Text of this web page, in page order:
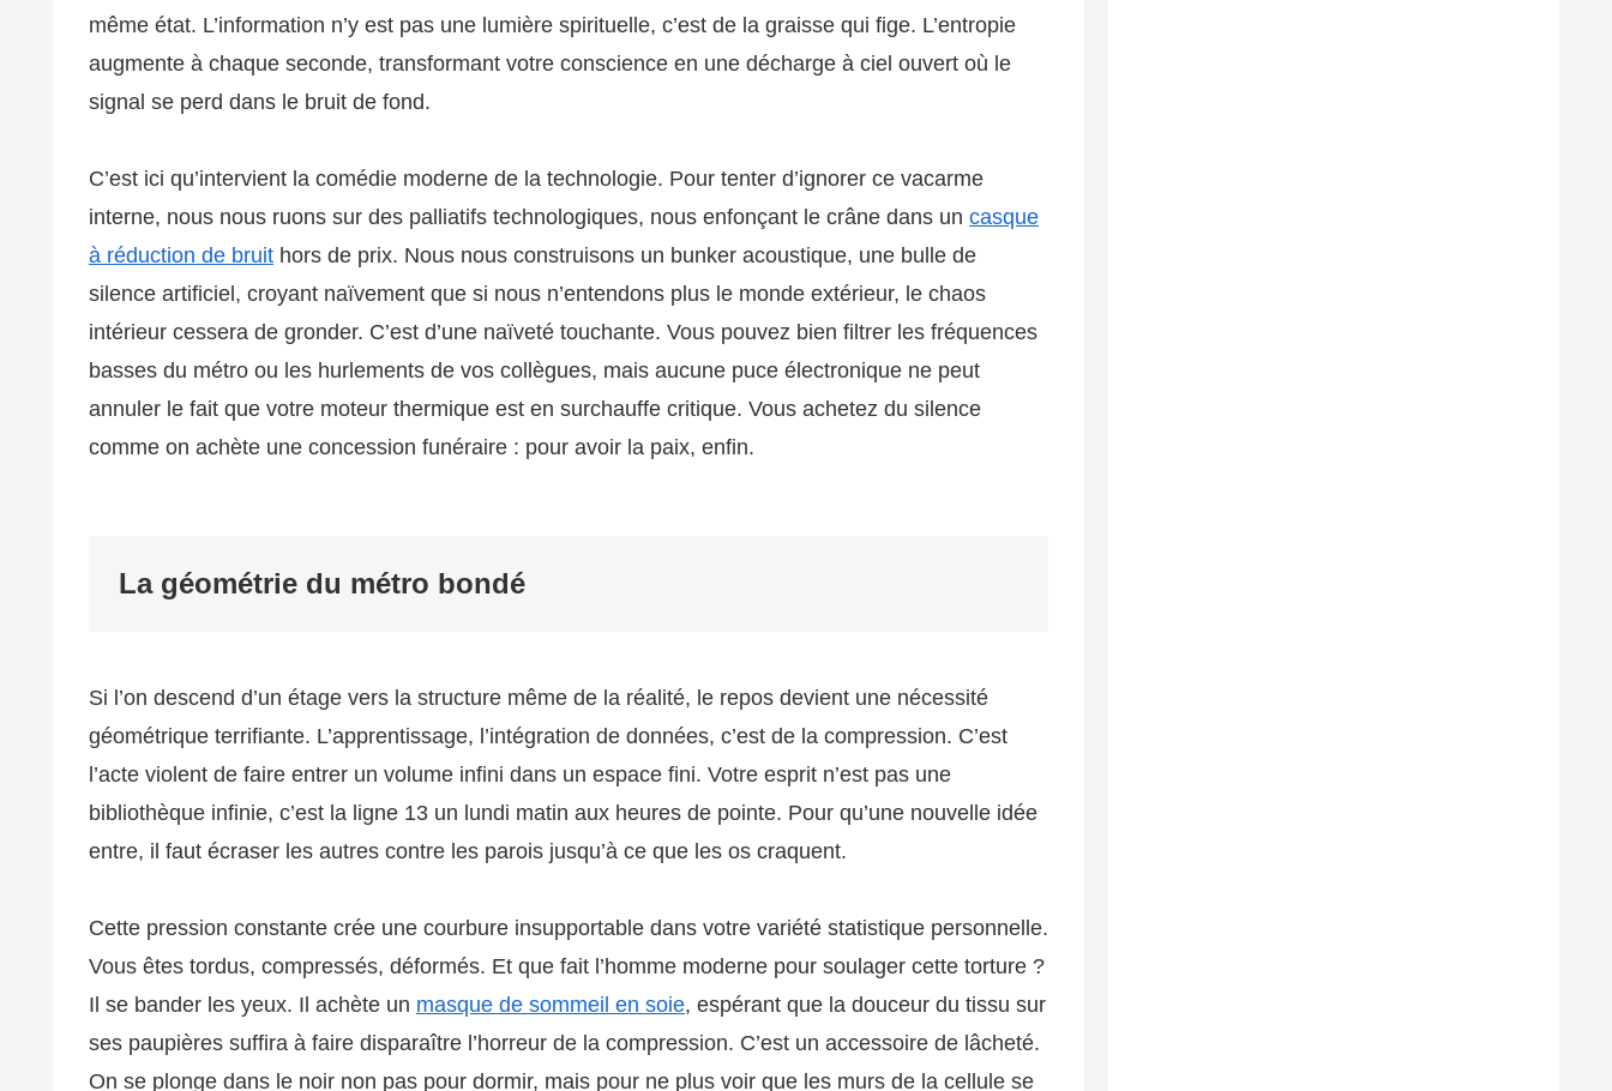
même état. L’information n’y est pas une lumière spirituelle, c’est de la graisse qui fige. L’entropie
augmente à chaque seconde, transformant votre conscience en une décharge à ciel ouvert où le
signal se perd dans le bruit de fond.
C’est ici qu’intervient la comédie moderne de la technologie. Pour tenter d’ignorer ce vacarme
interne, nous nous ruons sur des palliatifs technologiques, nous enfonçant le crâne dans un casque
à réduction de bruit hors de prix. Nous nous construisons un bunker acoustique, une bulle de
silence artificiel, croyant naïvement que si nous n’entendons plus le monde extérieur, le chaos
intérieur cessera de gronder. C’est d’une naïveté touchante. Vous pouvez bien filtrer les fréquences
basses du métro ou les hurlements de vos collègues, mais aucune puce électronique ne peut
annuler le fait que votre moteur thermique est en surchauffe critique. Vous achetez du silence
comme on achète une concession funéraire : pour avoir la paix, enfin.
La géométrie du métro bondé
Si l’on descend d’un étage vers la structure même de la réalité, le repos devient une nécessité
géométrique terrifiante. L’apprentissage, l’intégration de données, c’est de la compression. C’est
l’acte violent de faire entrer un volume infini dans un espace fini. Votre esprit n’est pas une
bibliothèque infinie, c’est la ligne 13 un lundi matin aux heures de pointe. Pour qu’une nouvelle idée
entre, il faut écraser les autres contre les parois jusqu’à ce que les os craquent.
Cette pression constante crée une courbure insupportable dans votre variété statistique personnelle.
Vous êtes tordus, compressés, déformés. Et que fait l’homme moderne pour soulager cette torture ?
Il se bander les yeux. Il achète un masque de sommeil en soie, espérant que la douceur du tissu sur
ses paupières suffira à faire disparaître l’horreur de la compression. C’est un accessoire de lâcheté.
On se plonge dans le noir non pas pour dormir, mais pour ne plus voir que les murs de la cellule se